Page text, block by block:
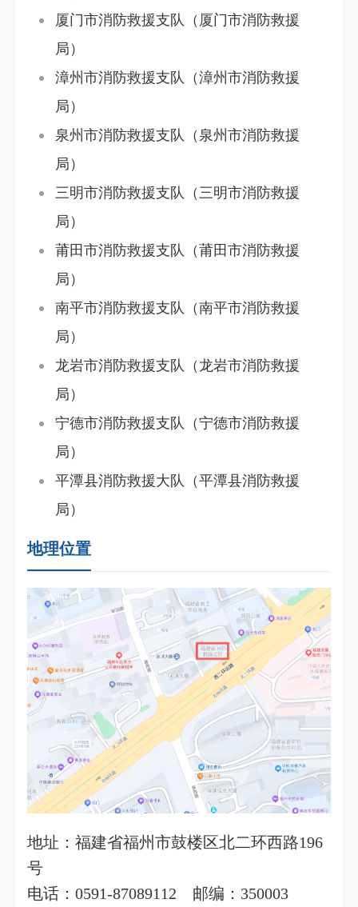
厦门市消防救援支队（厦门市消防救援
局）
漳州市消防救援支队（漳州市消防救援
局）
泉州市消防救援支队（泉州市消防救援
局）
三明市消防救援支队（三明市消防救援
局）
莆田市消防救援支队（莆田市消防救援
局）
南平市消防救援支队（南平市消防救援
局）
龙岩市消防救援支队（龙岩市消防救援
局）
宁德市消防救援支队（宁德市消防救援
局）
平潭县消防救援大队（平潭县消防救援
局）
地理位置
地址：福建省福州市鼓楼区北二环西路196
号
电话：0591-87089112
邮编：350003